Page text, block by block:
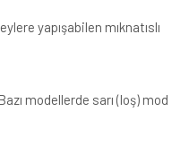
yapışabilen mıknatıslı
modellerde sarı (loş) mod